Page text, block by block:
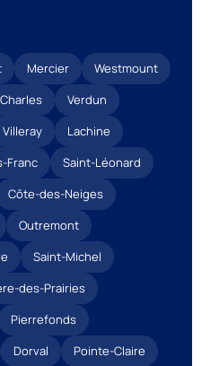
Mercier
Westmount
Verdun
Villeray
Lachine
Franc
Saint-Léonard
Côte-des-Neiges
Outremont
Saint-Michel
des-Prairies
Pierrefonds
Dorval Pointe-Claire